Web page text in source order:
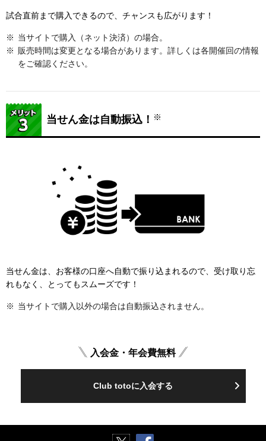
試合直前まで購入できるので、チャンスも広がります！
当サイトで購入（ネット決済）の場合。
販売時間は変更となる場合があります。詳しくは各開催回の情報
をご確認ください。
当せん金は自動振込！ ※
当せん金は、お客様の口座へ自動で振り込まれるので、受け取り忘
れもなく、とってもスムーズです！
当サイトで購入以外の場合は自動振込されません。
入会金・年会費無料
Club totoに入会する